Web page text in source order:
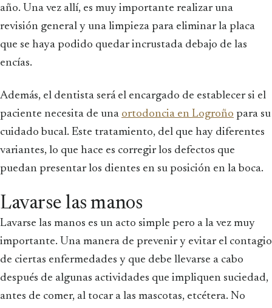
año. Una vez allí, es muy importante realizar una
revisión general y una limpieza para eliminar la placa
que se haya podido quedar incrustada debajo de las
encías.
Además, el dentista será el encargado de establecer si el
paciente necesita de una ortodoncia en Logroño para su
cuidado bucal. Este tratamiento, del que hay diferentes
variantes, lo que hace es corregir los defectos que
puedan presentar los dientes en su posición en la boca.
Lavarse las manos
Lavarse las manos es un acto simple pero a la vez muy
importante. Una manera de prevenir y evitar el contagio
de ciertas enfermedades y que debe llevarse a cabo
después de algunas actividades que impliquen suciedad,
antes de comer, al tocar a las mascotas, etcétera. No